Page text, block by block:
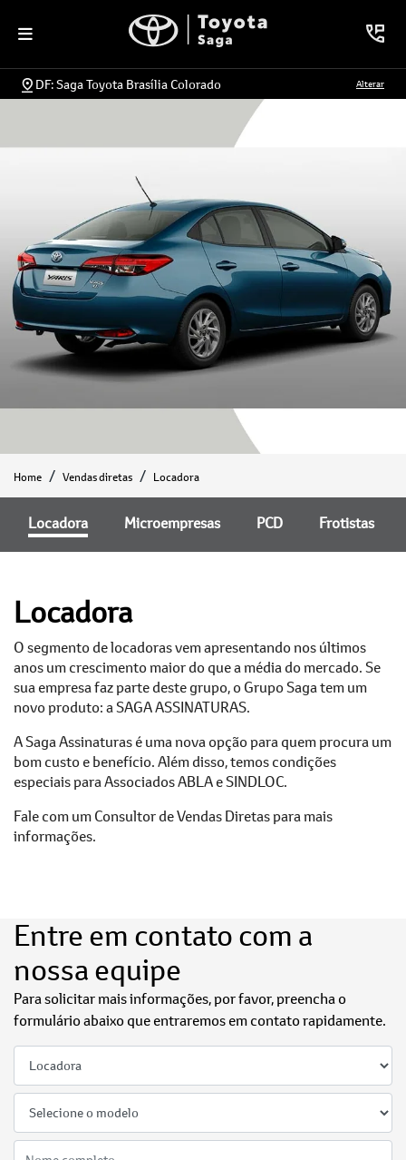
DF: Saga Toyota Brasília Colorado Alterar
Home Vendas diretas Locadora
Microempresas PCD
Locadora Frotistas
Locadora
O segmento de locadoras vem apresentando nos últimos
anos um crescimento maior do que a média do mercado. Se
sua empresa faz parte deste grupo, o Grupo Saga tem um
novo produto: a SAGA ASSINATURAS.
A Saga Assinaturas é uma nova opção para quem procura um
bom custo e benefício. Além disso, temos condições
especiais para Associados ABLA e SINDLOC.
Fale com um Consultor de Vendas Diretas para mais
informações.
Entre em contato com a
nossa equipe
Para solicitar mais informações, por favor, preencha o
formulário abaixo que entraremos em contato rapidamente.